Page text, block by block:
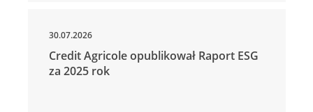
30.07.2026
Credit Agricole opublikował Raport ESG
za 2025 rok